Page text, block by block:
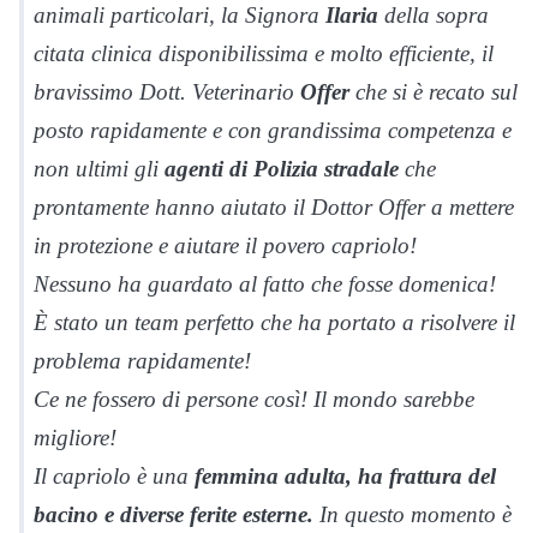
animali particolari, la Signora Ilaria della sopra
citata clinica disponibilissima e molto efficiente, il
bravissimo Dott. Veterinario Offerche si è recato sul
posto rapidamente e con grandissima competenza e
non ultimi gli agenti di Polizia stradale che
prontamente hanno aiutato il Dottor Offer a mettere
in protezione e aiutare il povero capriolo!
Nessuno ha guardato al fatto che fosse domenica!
È stato un team perfetto che ha portato a risolvere il
problema rapidamente!
Ce ne fossero di persone così! Il mondo sarebbe
migliore!
Il capriolo è una femmina adulta, ha frattura del
bacino e diverse ferite esterne. In questo momento è